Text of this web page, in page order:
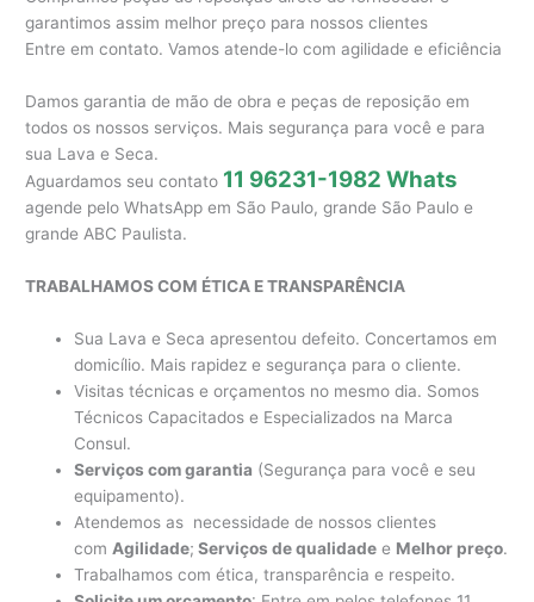
garantimos assim melhor preço para nossos clientes
Entre em contato. Vamos atende-lo com agilidade e eficiência
Damos garantia de mão de obra e peças de reposição em
todos os nossos serviços. Mais segurança para você e para
sua Lava e Seca.
Aguardamos seu contato 11 96231-1982 Whats
agende pelo WhatsApp em São Paulo, grande São Paulo e
grande ABC Paulista.
TRABALHAMOS COM ÉTICA E TRANSPARÊNCIA
Sua Lava e Seca apresentou defeito. Concertamos em
domicílio. Mais rapidez e segurança para o cliente.
Visitas técnicas e orçamentos no mesmo dia. Somos
Técnicos Capacitados e Especializados na Marca
Consul.
Serviços com garantia (Segurança para você e seu
equipamento).
Atendemos as necessidade de nossos clientes
com Agilidade; Serviços de qualidade e Melhor preço.
Trabalhamos com ética, transparência e respeito.